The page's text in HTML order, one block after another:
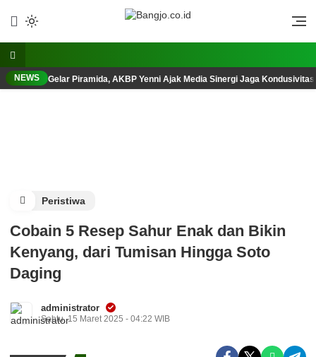
NEWS Gelar Piramida, AKBP Yenni Ajak Media Sinergi Jaga
Peristiwa
Cobain 5 Resep Sahur Enak dan Bikin
Kenyang, dari Tumisan Hingga Soto
Daging
administrator
Sabtu, 15 Maret 2025 - 04:22 WIB